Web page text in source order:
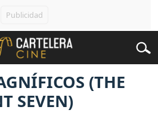
(THE
SEVEN)